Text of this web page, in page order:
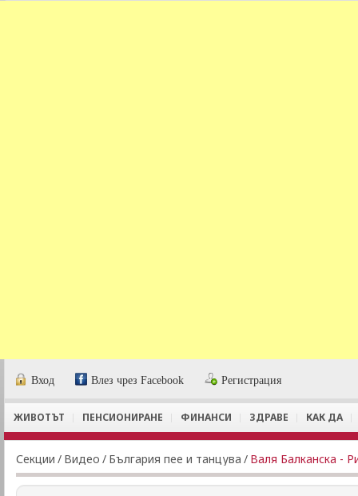
Вход Влез чрез Facebook Регистрация
ЖИВОТЪТ ПЕНСИОНИРАНЕ ФИНАНСИ ЗДРАВЕ КАК ДА
Секции / Видеo / България пее и танцува / Валя Балканска -